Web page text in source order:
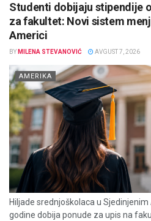
Studenti dobijaju stipendije
za fakultet: Novi sistem
Americi
BY MILENA STEVANOVIĆ AVGUST 7, 2026
AMERIKA
Hiljade srednjoškolaca u
godine dobija ponude za upis na